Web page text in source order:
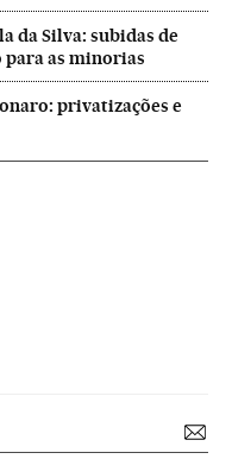
da Silva: subidas de
para as minorias
privatizações e